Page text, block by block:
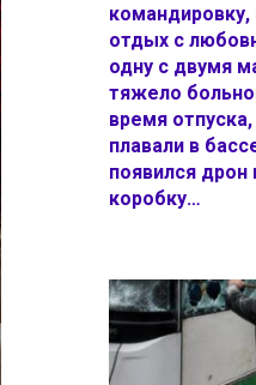
командировку,
отдых с
одну с двумя
тяжело
время
плавали в
появился
коробку…